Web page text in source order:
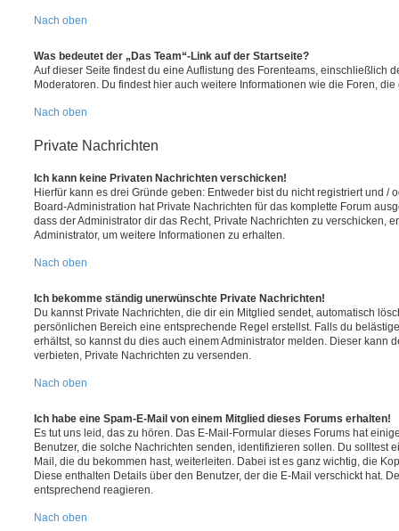
Nach oben
Was bedeutet der „Das Team“-Link auf der Startseite?
Auf dieser Seite findest du eine Auflistung des Forenteams, einschließlich
Moderatoren. Du findest hier auch weitere Informationen wie die Foren,
Nach oben
Private Nachrichten
Ich kann keine Privaten Nachrichten verschicken!
Hierfür kann es drei Gründe geben: Entweder bist du nicht registriert und /
Board-Administration hat Private Nachrichten für das komplette Forum
dass der Administrator dir das Recht, Private Nachrichten zu verschicken,
Administrator, um weitere Informationen zu erhalten.
Nach oben
Ich bekomme ständig unerwünschte Private Nachrichten!
Du kannst Private Nachrichten, die dir ein Mitglied sendet, automatisch
persönlichen Bereich eine entsprechende Regel erstellst. Falls du
erhältst, so kannst du dies auch einem Administrator melden. Dieser kann
verbieten, Private Nachrichten zu versenden.
Nach oben
Ich habe eine Spam-E-Mail von einem Mitglied dieses Forums erhalten!
Es tut uns leid, das zu hören. Das E-Mail-Formular dieses Forums hat
Benutzer, die solche Nachrichten senden, identifizieren sollen. Du solltest
Mail, die du bekommen hast, weiterleiten. Dabei ist es ganz wichtig, die
Diese enthalten Details über den Benutzer, der die E-Mail verschickt hat.
entsprechend reagieren.
Nach oben